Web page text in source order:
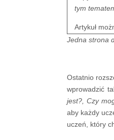
tym
Artykuł
Jedna strona
Ostatnio
wprowadzić
jest?, Czy
aby każdy
uczeń, który